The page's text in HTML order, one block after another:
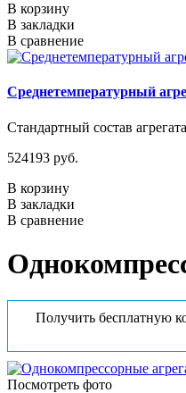
В корзину
В закладки
В сравнение
Среднетемпературный
Стандартный состав
524193 руб.
В корзину
В закладки
В сравнение
Получить бесплатную
Посмотреть фото